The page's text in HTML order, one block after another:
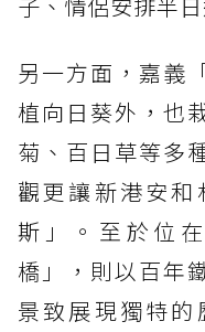
另一方面，嘉義
植向日葵外，也
菊、百日草等多
觀更讓新港安
斯」。至於位
橋」，則以百年
景致展現獨特